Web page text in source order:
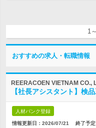
1
おすすめの求人・転職情報
REERACOEN VIETNAM CO.,
【社長アシスタント】検
人材バンク登録
情報更新日：2026/07/21 終了予定